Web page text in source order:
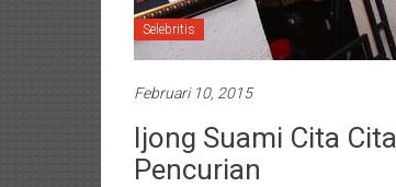
Selebritis
Februari 10, 2015
Ijong Suami Cita
Pencurian